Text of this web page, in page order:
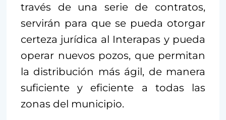
través de una serie de contratos,
servirán para que se pueda otorgar
certeza jurídica al Interapas y pueda
operar nuevos pozos, que permitan
la distribución más ágil, de manera
suficiente y eficiente a todas las
zonas del municipio.